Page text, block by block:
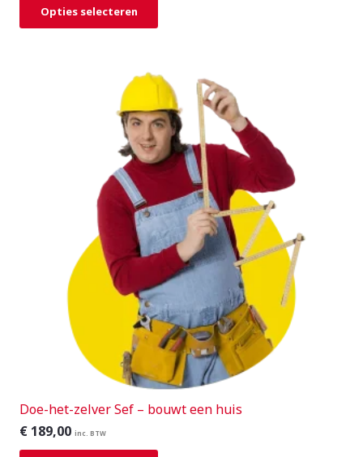
Opties selecteren
Doe-het-zelver Sef – bouwt een huis
€ 189,00 inc. BTW